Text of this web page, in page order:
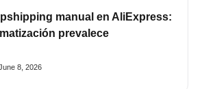
manual en AliExpress:
prevalece
8, 2026